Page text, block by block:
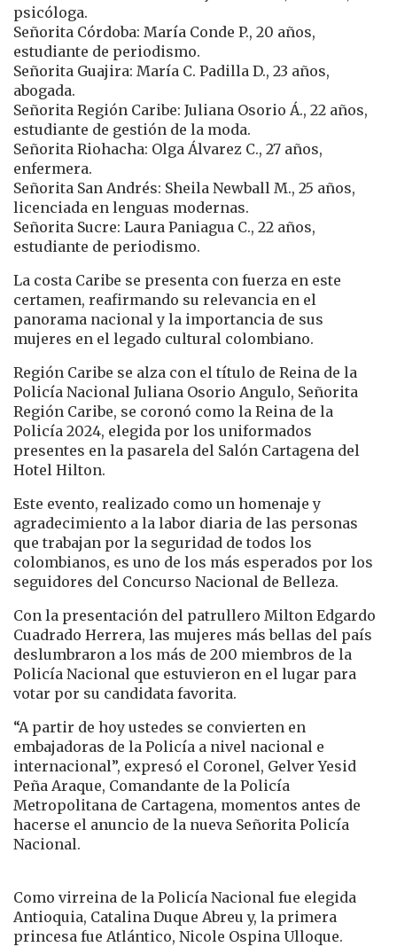
psicóloga.
Señorita Córdoba: María Conde P., 20 años,
estudiante de periodismo.
Señorita Guajira: María C. Padilla D., 23 años,
abogada.
Señorita Región Caribe: Juliana Osorio Á., 22 años,
estudiante de gestión de la moda.
Señorita Riohacha: Olga Álvarez C., 27 años,
enfermera.
Señorita San Andrés: Sheila Newball M., 25 años,
licenciada en lenguas modernas.
Señorita Sucre: Laura Paniagua C., 22 años,
estudiante de periodismo.
La costa Caribe se presenta con fuerza en este
certamen, reafirmando su relevancia en el
panorama nacional y la importancia de sus
mujeres en el legado cultural colombiano.
Región Caribe se alza con el título de Reina de la
Policía Nacional Juliana Osorio Angulo, Señorita
Región Caribe, se coronó como la Reina de la
Policía 2024, elegida por los uniformados
presentes en la pasarela del Salón Cartagena del
Hotel Hilton.
Este evento, realizado como un homenaje y
agradecimiento a la labor diaria de las personas
que trabajan por la seguridad de todos los
colombianos, es uno de los más esperados por los
seguidores del Concurso Nacional de Belleza.
Con la presentación del patrullero Milton Edgardo
Cuadrado Herrera, las mujeres más bellas del país
deslumbraron a los más de 200 miembros de la
Policía Nacional que estuvieron en el lugar para
votar por su candidata favorita.
“A partir de hoy ustedes se convierten en
embajadoras de la Policía a nivel nacional e
internacional”, expresó el Coronel, Gelver Yesid
Peña Araque, Comandante de la Policía
Metropolitana de Cartagena, momentos antes de
hacerse el anuncio de la nueva Señorita Policía
Nacional.
Como virreina de la Policía Nacional fue elegida
Antioquia, Catalina Duque Abreu y, la primera
princesa fue Atlántico, Nicole Ospina Ulloque.